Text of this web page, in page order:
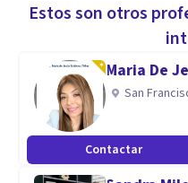
Estos son otros
Maria De
San
Contactar